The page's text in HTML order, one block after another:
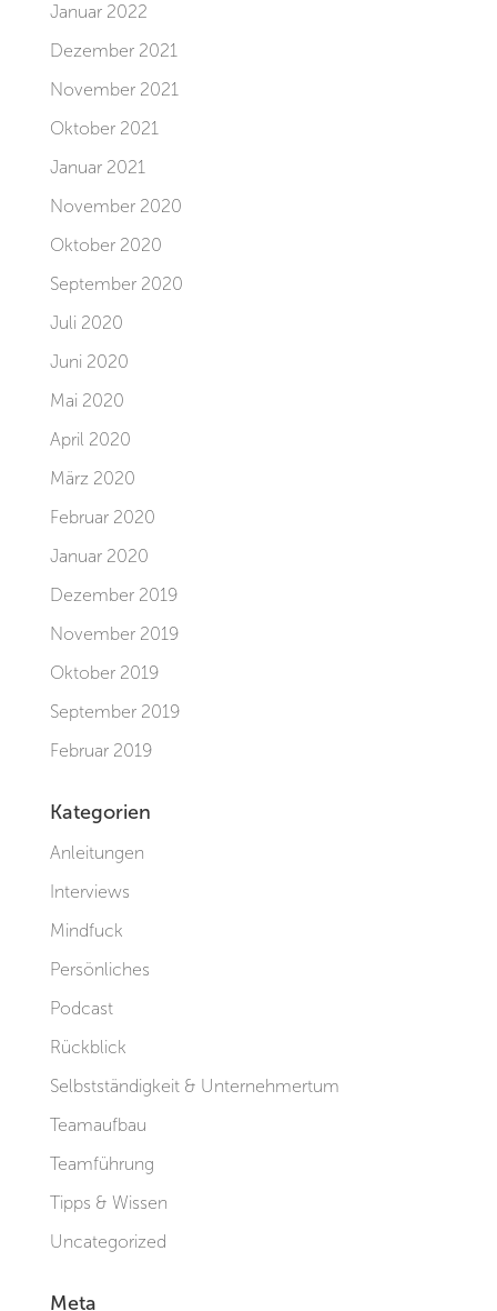
Januar 2022
Dezember 2021
November 2021
Oktober 2021
Januar 2021
November 2020
Oktober 2020
September 2020
Juli 2020
Juni 2020
Mai 2020
April 2020
März 2020
Februar 2020
Januar 2020
Dezember 2019
November 2019
Oktober 2019
September 2019
Februar 2019
Kategorien
Anleitungen
Interviews
Mindfuck
Persönliches
Podcast
Rückblick
Selbstständigkeit & Unternehmertum
Teamaufbau
Teamführung
Tipps & Wissen
Uncategorized
Meta